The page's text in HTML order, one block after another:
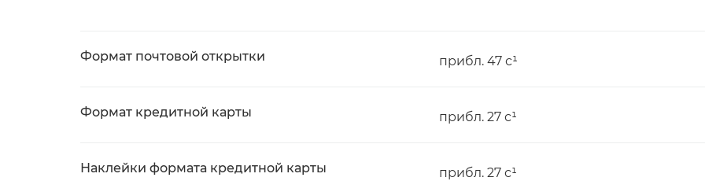
Формат почтовой открытки прибл. 47 с¹
Формат кредитной карты прибл. 27 с¹
Наклейки формата кредитной карты прибл. 27 с¹